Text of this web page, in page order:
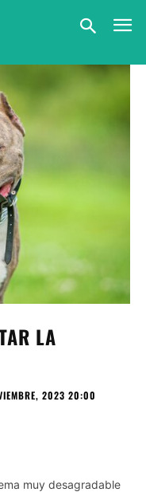
LA
2023 20:00
muy desagradable